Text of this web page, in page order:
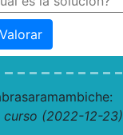
Valorar
curso (2022-12-23)